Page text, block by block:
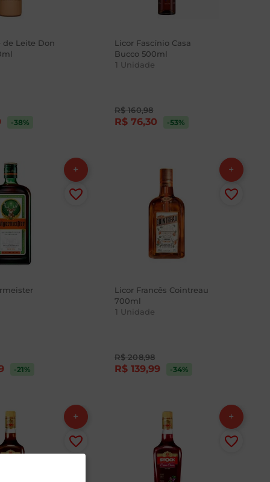
de Leite Don
-38%
Licor Fascínio Casa
Bucco 500ml
1 Unidade
R$ 160,98
R$ 76,30 -53%
-21%
Licor Francês Cointreau
700ml
1 Unidade
R$ 208,98
R$ 139,99 -34%